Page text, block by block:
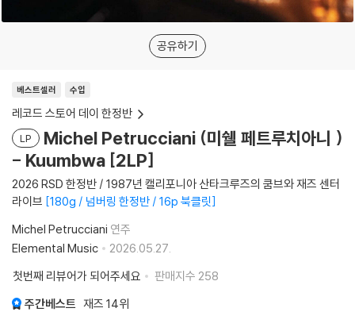
공유하기
베스트셀러 수입
레코드 스토어 데이 한정반
LP
Michel Petrucciani (미쉘 페트루치아니 )
- Kuumbwa [2LP]
2026 RSD 한정반 / 1987년 캘리포니아 산타크루즈의 쿰브와 재즈 센터
라이브 180g / 넘버링 한정반 / 16p 북클릿
Michel Petrucciani 연주
Elemental Music
2026.05.27.
첫번째 리뷰어가 되어주세요
판매지수 258
주간베스트 재즈 14위